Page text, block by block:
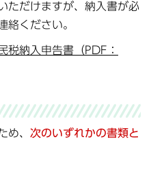
ただけますが、納入書が必
絡ください。
税納入申告書（PDF：
め、 次のいずれかの書類と